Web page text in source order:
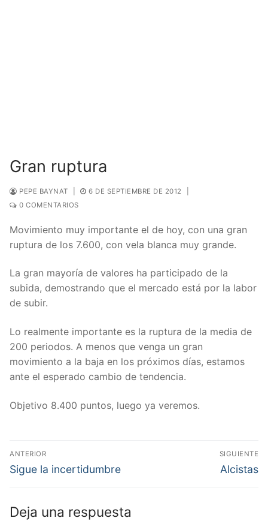
Gran ruptura
PEPE BAYNAT 6 DE SEPTIEMBRE DE 2012
0 COMENTARIOS
Movimiento muy importante el de hoy, con una gran
ruptura de los 7.600, con vela blanca muy grande.
La gran mayoría de valores ha participado de la
subida, demostrando que el mercado está por la labor
de subir.
Lo realmente importante es la ruptura de la media de
200 periodos. A menos que venga un gran
movimiento a la baja en los próximos días, estamos
ante el esperado cambio de tendencia.
Objetivo 8.400 puntos, luego ya veremos.
Navegación
de
ANTERIOR
Entrada
Sigue la incertidumbre
SIGUIENTE
Entrada
Alcistas
Deja una respuesta